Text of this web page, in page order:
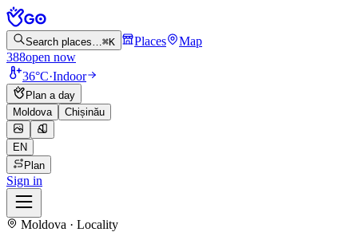
Search places…⌘K Places
Map
388open now
36°C·Indoor
Plan a day
Moldova
Chișinău
EN
Plan
Sign in
Moldova · Locality